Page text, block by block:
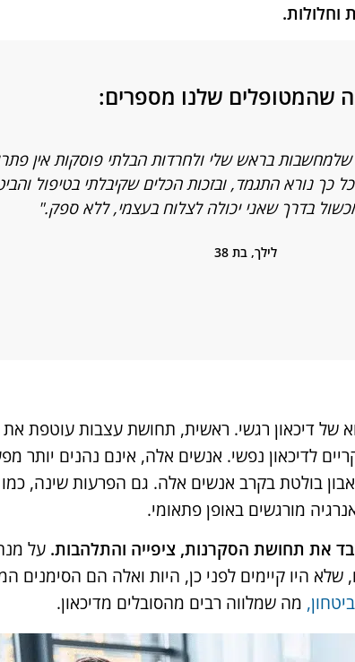
וחלולות.
שהמטופלים שלנו מספרים:
בראש שלי ולחרדות הבלתי פוסקות אין
נורא התגמד, ובזכות הכלים שקיבלתי בטיפול
בדרך שאני יכולה לצלוח בעצמי, ללא ספק."
לילך, בת 38
דיכאון רגשי. ראשית, תחושת עצבות עוטפת את
לדיכאון נפשי. אנשים אלה, אינם נהנים יותר
בולטת בקרב אנשים אלה. גם הפרעות שינה,
מורגשים באופן פתאומי.
את תחושת הסקרנות, ציפייה והתלהבות. על
שלא היו קיימים לפני כן, היות ואלה הם הסימנים
מה שמלווה רבים מהסובלים מדיכאון.